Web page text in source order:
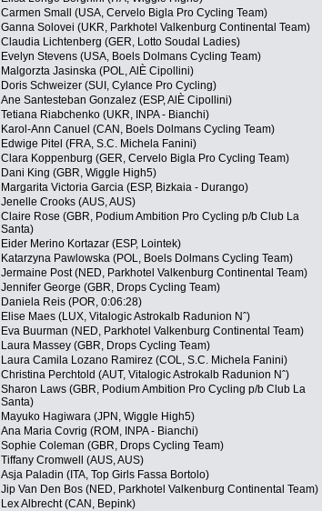
Carmen Small (USA, Cervelo Bigla Pro Cycling Team)
Ganna Solovei (UKR, Parkhotel Valkenburg Continental Team)
Claudia Lichtenberg (GER, Lotto Soudal Ladies)
Evelyn Stevens (USA, Boels Dolmans Cycling Team)
Malgorzta Jasinska (POL, AlÈ Cipollini)
Doris Schweizer (SUI, Cylance Pro Cycling)
Ane Santesteban Gonzalez (ESP, AlÈ Cipollini)
Tetiana Riabchenko (UKR, INPA - Bianchi)
Karol-Ann Canuel (CAN, Boels Dolmans Cycling Team)
Edwige Pitel (FRA, S.C. Michela Fanini)
Clara Koppenburg (GER, Cervelo Bigla Pro Cycling Team)
Dani King (GBR, Wiggle High5)
Margarita Victoria Garcia (ESP, Bizkaia - Durango)
Jenelle Crooks (AUS, AUS)
Claire Rose (GBR, Podium Ambition Pro Cycling p/b Club La
Santa)
Eider Merino Kortazar (ESP, Lointek)
Katarzyna Pawlowska (POL, Boels Dolmans Cycling Team)
Jermaine Post (NED, Parkhotel Valkenburg Continental Team)
Jennifer George (GBR, Drops Cycling Team)
Daniela Reis (POR, 0:06:28)
Elise Maes (LUX, Vitalogic Astrokalb Radunion Nˆ)
Eva Buurman (NED, Parkhotel Valkenburg Continental Team)
Laura Massey (GBR, Drops Cycling Team)
Laura Camila Lozano Ramirez (COL, S.C. Michela Fanini)
Christina Perchtold (AUT, Vitalogic Astrokalb Radunion Nˆ)
Sharon Laws (GBR, Podium Ambition Pro Cycling p/b Club La
Santa)
Mayuko Hagiwara (JPN, Wiggle High5)
Ana Maria Covrig (ROM, INPA - Bianchi)
Sophie Coleman (GBR, Drops Cycling Team)
Tiffany Cromwell (AUS, AUS)
Asja Paladin (ITA, Top Girls Fassa Bortolo)
Jip Van Den Bos (NED, Parkhotel Valkenburg Continental Team)
Lex Albrecht (CAN, Bepink)